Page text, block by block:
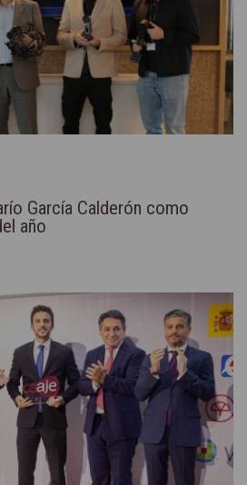
García Calderón como
año